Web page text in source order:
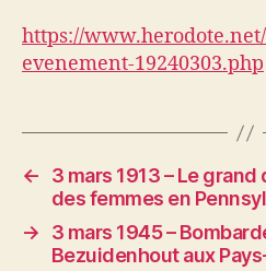
https://www.herodote.net/
evenement-19240303.php
←
3 mars 1913 – Le
des femmes en
→
3 mars 1945 –
Bezuidenhout aux